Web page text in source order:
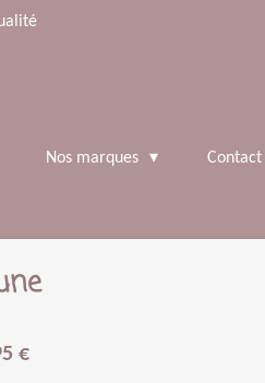
Nos marques Contact
€